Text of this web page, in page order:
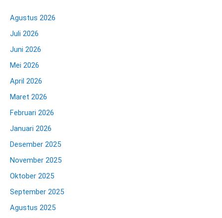
Agustus 2026
Juli 2026
Juni 2026
Mei 2026
April 2026
Maret 2026
Februari 2026
Januari 2026
Desember 2025
November 2025
Oktober 2025
September 2025
Agustus 2025